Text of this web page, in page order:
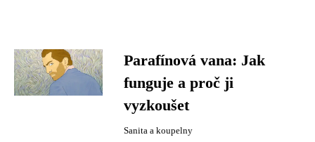
Parafínová vana: Jak
funguje a proč ji
vyzkoušet
Sanita a koupelny